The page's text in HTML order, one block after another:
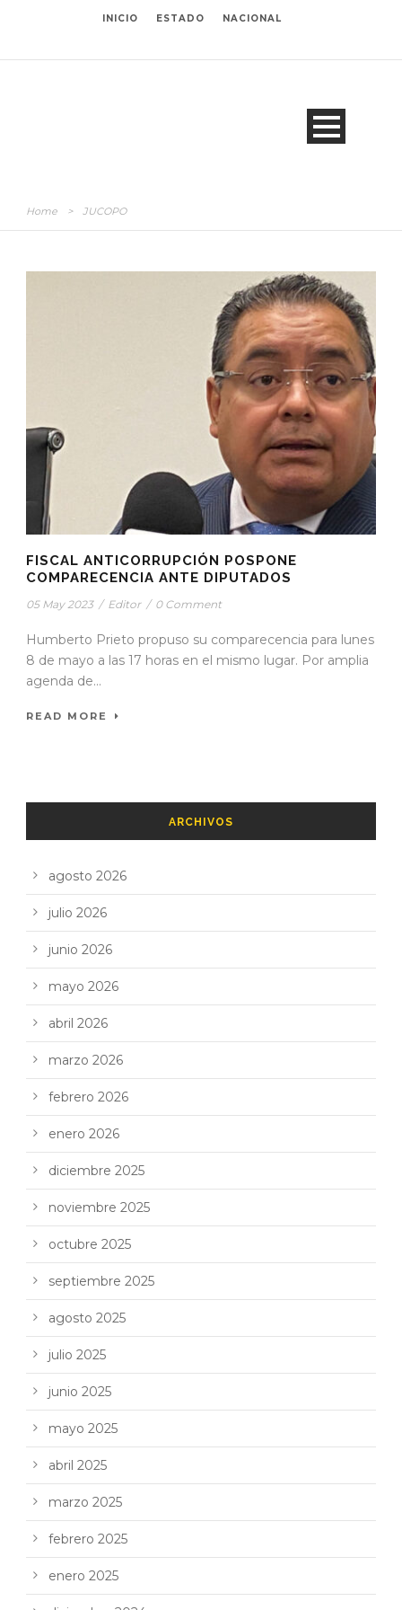
INICIO ESTADO NACIONAL
Home > JUCOPO
FISCAL ANTICORRUPCIÓN POSPONE
COMPARECENCIA ANTE DIPUTADOS
05 May 2023 / Editor / 0 Comment
Humberto Prieto propuso su comparecencia para lunes
8 de mayo a las 17 horas en el mismo lugar. Por amplia
agenda de...
READ MORE
ARCHIVOS
agosto 2026
julio 2026
junio 2026
mayo 2026
abril 2026
marzo 2026
febrero 2026
enero 2026
diciembre 2025
noviembre 2025
octubre 2025
septiembre 2025
agosto 2025
julio 2025
junio 2025
mayo 2025
abril 2025
marzo 2025
febrero 2025
enero 2025